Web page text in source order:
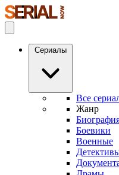
Сериалы
Все
Жанр
Боевики
Военные